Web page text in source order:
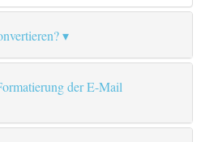
der E-Mail